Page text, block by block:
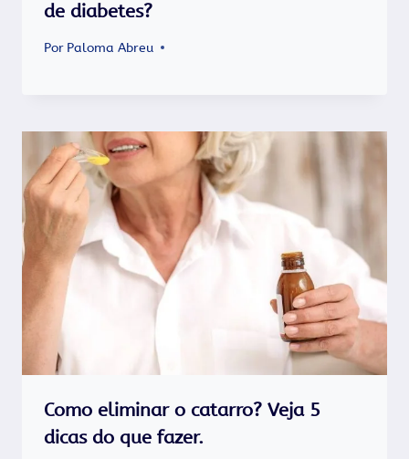
de diabetes?
Por Paloma Abreu
Como eliminar o catarro? Veja 5
dicas do que fazer.